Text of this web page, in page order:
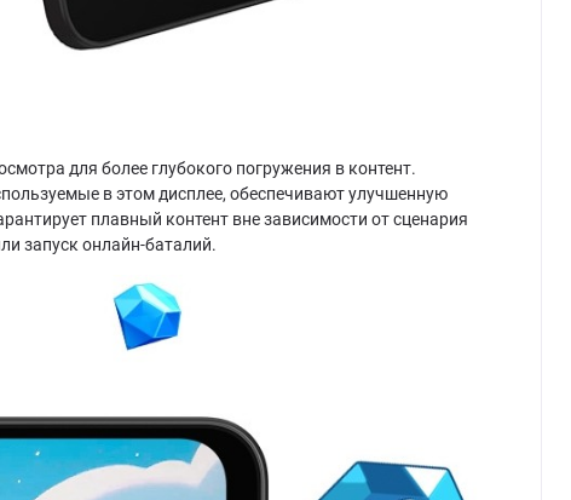
для более глубокого погружения в контент.
в этом дисплее, обеспечивают улучшенную
плавный контент вне зависимости от сценария
запуск онлайн-баталий.